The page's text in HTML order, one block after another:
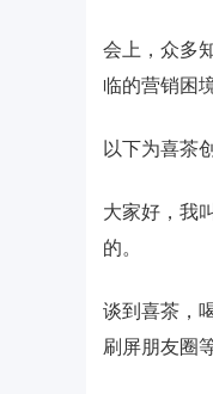
会上，众多
临的营销困
以下为喜茶
大家好，我
的。
谈到喜茶，
刷屏朋友圈